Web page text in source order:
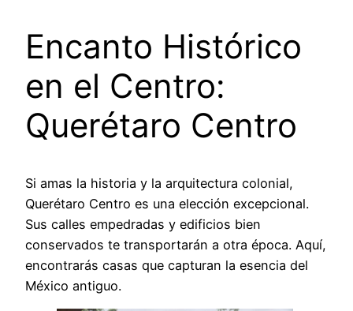
Encanto Histórico
en el Centro:
Querétaro Centro
Si amas la historia y la arquitectura colonial,
Querétaro Centro es una elección excepcional.
Sus calles empedradas y edificios bien
conservados te transportarán a otra época. Aquí,
encontrarás casas que capturan la esencia del
México antiguo.